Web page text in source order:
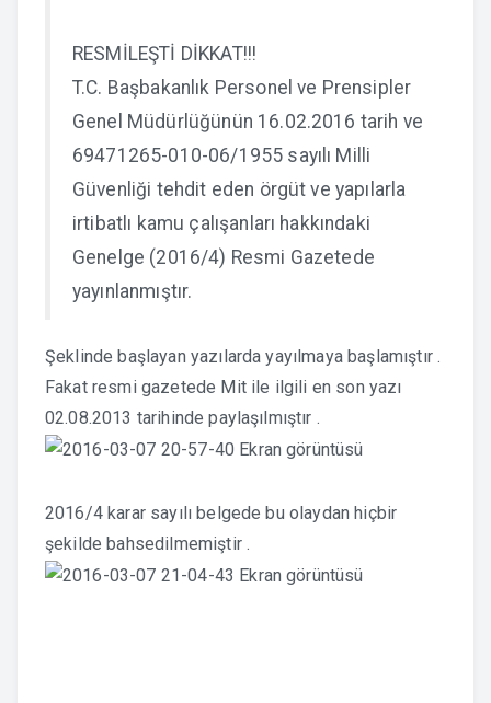
RESMİLEŞTİ DİKKAT!!!
T.C. Başbakanlık Personel ve Prensipler
Genel Müdürlüğünün 16.02.2016 tarih ve
69471265-010-06/1955 sayılı Milli
Güvenliği tehdit eden örgüt ve yapılarla
irtibatlı kamu çalışanları hakkındaki
Genelge (2016/4) Resmi Gazetede
yayınlanmıştır.
Şeklinde başlayan yazılarda yayılmaya başlamıştır .
Fakat resmi gazetede Mit ile ilgili en son yazı
02.08.2013 tarihinde paylaşılmıştır .
2016/4 karar sayılı belgede bu olaydan hiçbir
şekilde bahsedilmemiştir .